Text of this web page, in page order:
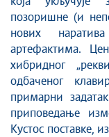
позоришне (и
нових
артефактима.
хибридног
одбаченог
примарни
приповедање
Кустос поставке,